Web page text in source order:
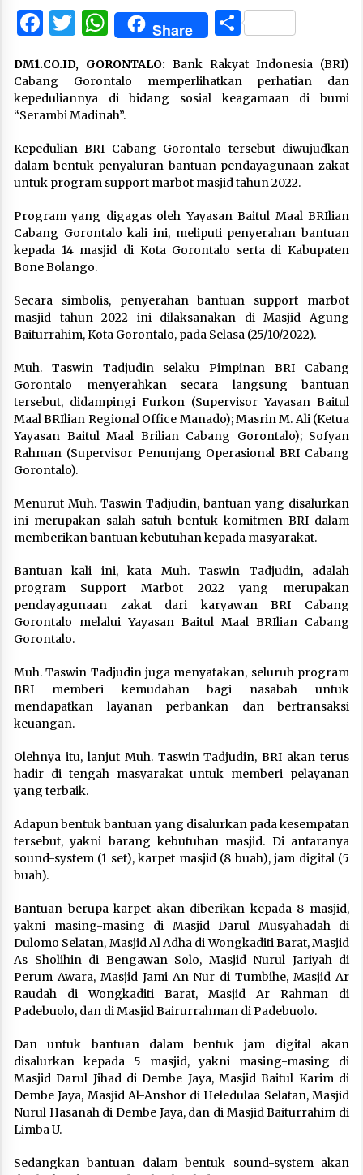
Facebook
Twitter
WhatsApp
Share Share
DM1.CO.ID, GORONTALO: Bank Rakyat Indonesia (BRI)
Cabang Gorontalo memperlihatkan perhatian dan
kepeduliannya di bidang sosial keagamaan di bumi
“Serambi Madinah”.
Kepedulian BRI Cabang Gorontalo tersebut diwujudkan
dalam bentuk penyaluran bantuan pendayagunaan zakat
untuk program support marbot masjid tahun 2022.
Program yang digagas oleh Yayasan Baitul Maal BRIlian
Cabang Gorontalo kali ini, meliputi penyerahan bantuan
kepada 14 masjid di Kota Gorontalo serta di Kabupaten
Bone Bolango.
Secara simbolis, penyerahan bantuan support marbot
masjid tahun 2022 ini dilaksanakan di Masjid Agung
Baiturrahim, Kota Gorontalo, pada Selasa (25/10/2022).
Muh. Taswin Tadjudin selaku Pimpinan BRI Cabang
Gorontalo menyerahkan secara langsung bantuan
tersebut, didampingi Furkon (Supervisor Yayasan Baitul
Maal BRIlian Regional Office Manado); Masrin M. Ali (Ketua
Yayasan Baitul Maal Brilian Cabang Gorontalo); Sofyan
Rahman (Supervisor Penunjang Operasional BRI Cabang
Gorontalo).
Menurut Muh. Taswin Tadjudin, bantuan yang disalurkan
ini merupakan salah satuh bentuk komitmen BRI dalam
memberikan bantuan kebutuhan kepada masyarakat.
Bantuan kali ini, kata Muh. Taswin Tadjudin, adalah
program Support Marbot 2022 yang merupakan
pendayagunaan zakat dari karyawan BRI Cabang
Gorontalo melalui Yayasan Baitul Maal BRIlian Cabang
Gorontalo.
Muh. Taswin Tadjudin juga menyatakan, seluruh program
BRI memberi kemudahan bagi nasabah untuk
mendapatkan layanan perbankan dan bertransaksi
keuangan.
Olehnya itu, lanjut Muh. Taswin Tadjudin, BRI akan terus
hadir di tengah masyarakat untuk memberi pelayanan
yang terbaik.
Adapun bentuk bantuan yang disalurkan pada kesempatan
tersebut, yakni barang kebutuhan masjid. Di antaranya
sound-system (1 set), karpet masjid (8 buah), jam digital (5
buah).
Bantuan berupa karpet akan diberikan kepada 8 masjid,
yakni masing-masing di Masjid Darul Musyahadah di
Dulomo Selatan, Masjid Al Adha di Wongkaditi Barat, Masjid
As Sholihin di Bengawan Solo, Masjid Nurul Jariyah di
Perum Awara, Masjid Jami An Nur di Tumbihe, Masjid Ar
Raudah di Wongkaditi Barat, Masjid Ar Rahman di
Padebuolo, dan di Masjid Bairurrahman di Padebuolo.
Dan untuk bantuan dalam bentuk jam digital akan
disalurkan kepada 5 masjid, yakni masing-masing di
Masjid Darul Jihad di Dembe Jaya, Masjid Baitul Karim di
Dembe Jaya, Masjid Al-Anshor di Heledulaa Selatan, Masjid
Nurul Hasanah di Dembe Jaya, dan di Masjid Baiturrahim di
Limba U.
Sedangkan bantuan dalam bentuk sound-system akan